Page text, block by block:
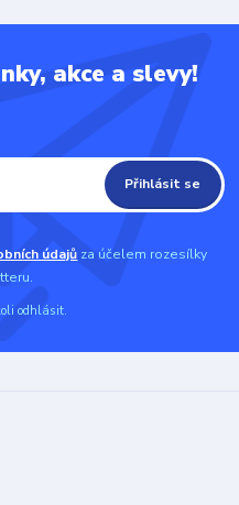
akce a slevy!
Přihlásit se
údajů za účelem rozesílky
odhlásit.